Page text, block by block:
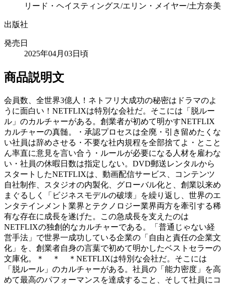
リード・ヘイスティングス/エリン・メイヤー/土方奈美
出版社
発売日
2025年04月03日頃
商品説明文
会員数、全世界3億人！ネトフリ大成功の秘密はドラマのよ
うに面白い！NETFLIXは特別な会社だ。そこには「脱ルー
ル」のカルチャーがある。創業者が初めて明かすNETFLIX
カルチャーの真髄。・承認プロセスは全廃・引き留めたくな
い社員は辞めさせる・不要な社内規程を全部捨てよ・とこと
ん率直に意見を言い合う・ルールが必要になる人材を雇わな
い・社員の休暇日数は指定しない。DVD郵送レンタルから
スタートしたNETFLIXは、動画配信サービス、コンテンツ
自社制作、スタジオの内製化、グローバル化と、創業以来め
まぐるしく「ビジネスモデルの破壊」を繰り返し、世界のエ
ンタテインメント業界とテクノロジー業界両方を牽引する稀
有な存在に成長を遂げた。この急成長を支えたのは
NETFLIXの独創的なカルチャーである。「普通じゃない経
営手法」で世界一成功している企業の「自由と責任の企業文
化」を、創業者自身の言葉で初めて明かしたベストセラーの
文庫化。＊ ＊ ＊NETFLIXは特別な会社だ。そこには
「脱ルール」のカルチャーがある。社員の「能力密度」を高
めて最高のパフォーマンスを達成すること、そして社員にコ